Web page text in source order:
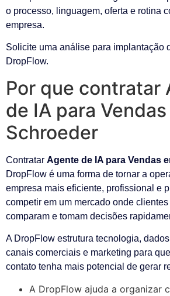
o processo, linguagem, oferta e rotina
empresa.
Solicite uma análise para implantação
DropFlow.
Por que contratar
de IA para
Schroeder
Contratar Agente de IA para Vendas
DropFlow é uma forma de tornar a
empresa mais eficiente, profissional e
competir em um mercado onde
comparam e tomam decisões
A DropFlow estrutura tecnologia,
canais comerciais e marketing para
contato tenha mais potencial de gerar
A DropFlow ajuda a organizar